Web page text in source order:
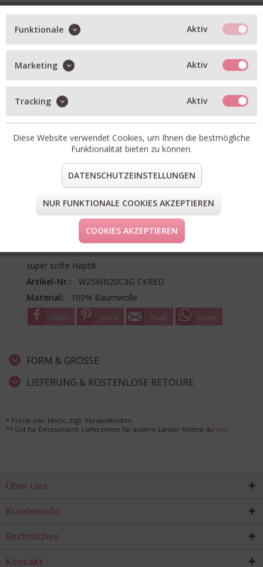
Anzahl:
Größe wählen
IN DEN WARENKORB
BESCHREIBUNG
oversize geschnittene Flanell-Bluse mit Stehkragen
voluminöser, verkürzter Ärmel
durchgeknöpft
vorne deutlich kürzer, als hinten
super softe Haptik
Artikel-Nr.:
W25WB20C3G-CKRED
Material:
100% Baumwolle
teilen
pin it mail teilen
FORM & GRÖSSE
LIEFERUNG & KOSTENLOSE RETOURE
* Preise inkl. MwSt. zzgl. Versandkosten
** Gilt für Deutschland. Lieferzeiten für andere Länder findest du hier.
Über Uns
Kundeninfo
Rechtliches
Kontakt
Funktionale Aktiv
Marketing Aktiv
Tracking Aktiv
Diese Website verwendet Cookies, um Ihnen die bestmögliche
Funktionalität bieten zu können.
DATENSCHUTZEINSTELLUNGEN
NUR FUNKTIONALE COOKIES AKZEPTIEREN
COOKIES AKZEPTIEREN